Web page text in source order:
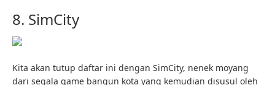
8. SimCity
Kita akan tutup daftar ini dengan SimCity, nenek moyang
dari segala game bangun kota yang kemudian disusul oleh